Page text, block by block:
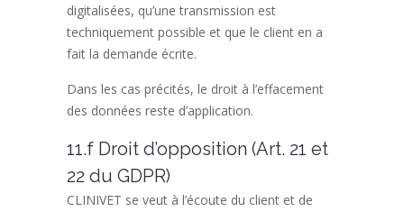
digitalisées, qu’une transmission est
techniquement possible et que le client en a
fait la demande écrite.
Dans les cas précités, le droit à l’effacement
des données reste d’application.
11.f Droit d’opposition (Art. 21 et
22 du GDPR)
CLINIVET se veut à l’écoute du client et de